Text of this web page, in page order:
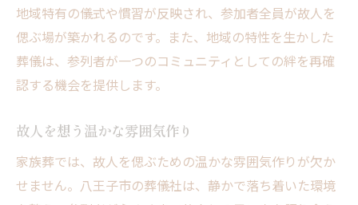
地域特有の儀式や慣習が反映され、参加者全員が故人を
偲ぶ場が築かれるのです。また、地域の特性を生かした
葬儀は、参列者が一つのコミュニティとしての絆を再確
認する機会を提供します。
故人を想う温かな雰囲気作り
家族葬では、故人を偲ぶための温かな雰囲気作りが欠か
せません。八王子市の葬儀社は、静かで落ち着いた環境